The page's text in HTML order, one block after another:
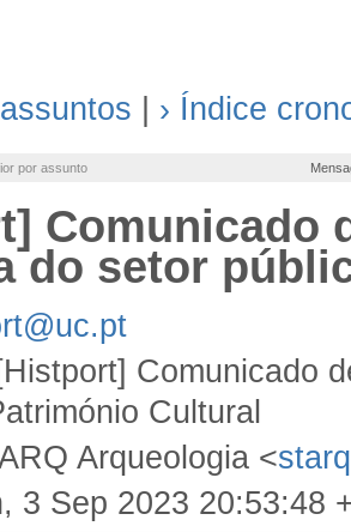
› Índice
por assunto
Comunicado
do setor
Comunicado
Cultural
Arqueologia <
3 Sep 2023 20:53:48